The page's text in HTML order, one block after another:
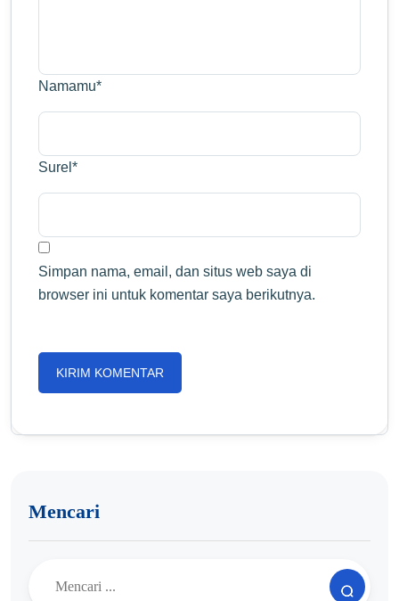
Namamu*
Surel *
Simpan nama, email, dan situs web saya di
browser ini untuk komentar saya berikutnya.
Mencari